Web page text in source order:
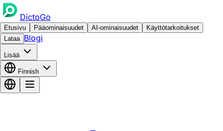
DictoGo
Etusivu Pääominaisuudet AI-ominaisuudet
Käyttötarkoitukset
Lataa Blogi
Lisää
Finnish